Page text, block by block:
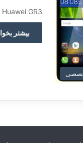
Huawei GR3 از گوشی جدید هواوی در بازار ایران است که علی رغم اینکه این شرکت چینی در پایان سال…
بیشتر